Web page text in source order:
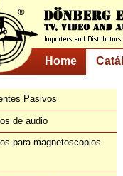
Home
Pasivos
de audio
para magnetoscopios